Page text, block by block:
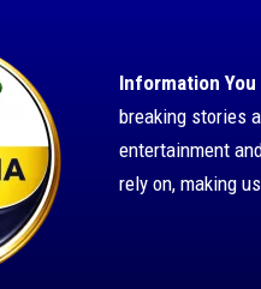
Information You
breaking stories
entertainment
rely on, making